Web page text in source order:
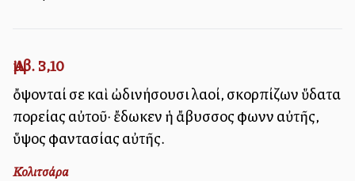
Ἀμβ. 3,10
ὄψονταί σε καὶ ὠδινήσουσι λαοί, σκορπίζων ὕδατα
πορείας αὐτοῦ· ἔδωκεν ἡ ἄβυσσος φωνὴν αὐτῆς,
ὕψος φαντασίας αὐτῆς.
Κολιτσάρα